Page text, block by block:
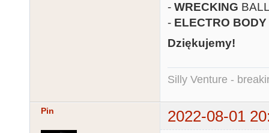
- WRECKING
- ELECTRO BODY
Dziękujemy!
Silly Venture -
Pin 2022-08-01